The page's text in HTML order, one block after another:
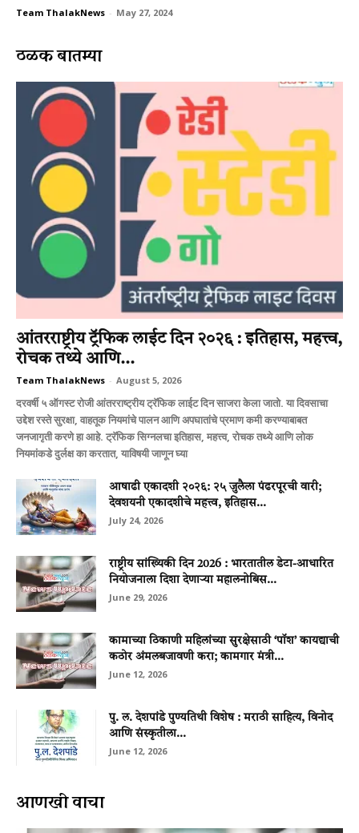
Team ThalakNews - May 27, 2024
ठळक बातम्या
आंतरराष्ट्रीय ट्रॅफिक लाईट दिन २०२६ : इतिहास, महत्त्व,
रोचक तथ्ये आणि...
Team ThalakNews - August 5, 2026
दरवर्षी ५ ऑगस्ट रोजी आंतरराष्ट्रीय ट्रॅफिक लाईट दिन साजरा केला जातो. या दिवसाचा
उद्देश रस्ते सुरक्षा, वाहतूक नियमांचे पालन आणि अपघातांचे प्रमाण कमी करण्याबाबत
जनजागृती करणे हा आहे. ट्रॅफिक सिग्नलचा इतिहास, महत्त्व, रोचक तथ्ये आणि लोक
नियमांकडे दुर्लक्ष का करतात, याविषयी जाणून घ्या
आषाढी एकादशी २०२६: २५ जुलैला पंढरपूरची वारी;
देवशयनी एकादशीचे महत्त्व, इतिहास...
July 24, 2026
राष्ट्रीय सांख्यिकी दिन 2026 : भारतातील डेटा-आधारित
नियोजनाला दिशा देणाऱ्या महालनोबिस...
June 29, 2026
कामाच्या ठिकाणी महिलांच्या सुरक्षेसाठी ‘पॉश’ कायद्याची
कठोर अंमलबजावणी करा; कामगार मंत्री...
June 12, 2026
पु. ल. देशपांडे पुण्यतिथी विशेष : मराठी साहित्य, विनोद
आणि संस्कृतीला...
June 12, 2026
आणखी वाचा